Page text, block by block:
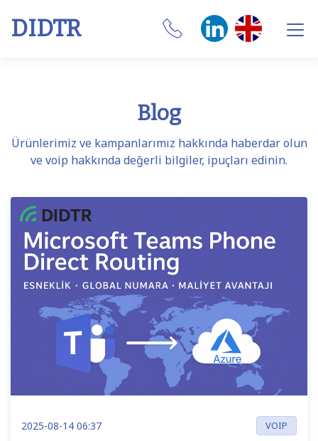
DIDTR
SIP Trunk
Numbers
Our Softphone
Internet
Blog
Ürünlerimiz ve kampanlarımız hakkında haberdar olun
ve voip hakkında değerli bilgiler, ipuçları edinin.
2025-08-14 06:37 VOIP